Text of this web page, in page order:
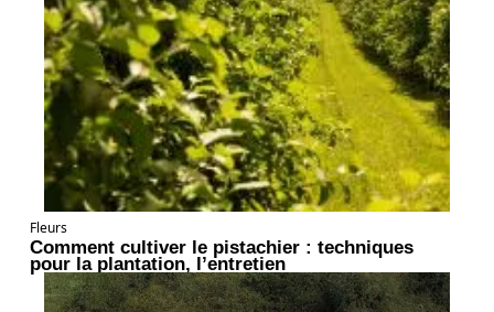
Fleurs
Comment cultiver le pistachier : techniques
pour la plantation, l’entretien